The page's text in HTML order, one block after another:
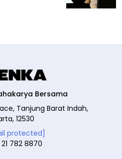
Bersama
Tanjung Barat Indah,
12530
protected]
782 8870